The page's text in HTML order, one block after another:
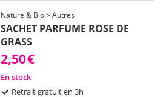
Nature & Bio > Autres
SACHET PARFUME ROSE DE
GRASS
2,50€
En stock
Retrait gratuit en 3h